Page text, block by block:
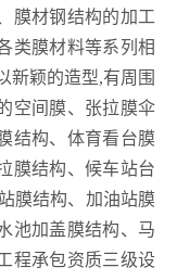
膜材钢结构的加工
类膜材料等系列相
新颖的造型,有周围
空间膜、张拉膜伞
结构、体育看台膜
膜结构、候车站台
膜结构、加油站膜
池加盖膜结构、马
程承包资质三级设